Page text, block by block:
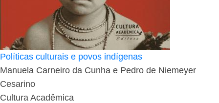
Políticas culturais e povos indígenas
Manuela Carneiro da Cunha e Pedro de Niemeyer
Cesarino
Cultura Acadêmica